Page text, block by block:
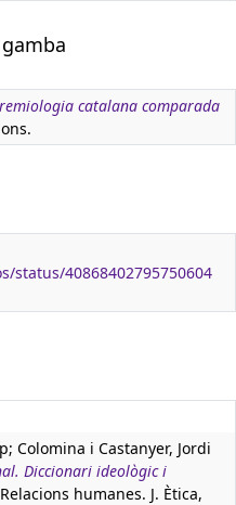
catalana comparada
status/40868402795750604
Colomina i Castanyer, Jordi
Diccionari ideològic i
humanes. J. Ètica,